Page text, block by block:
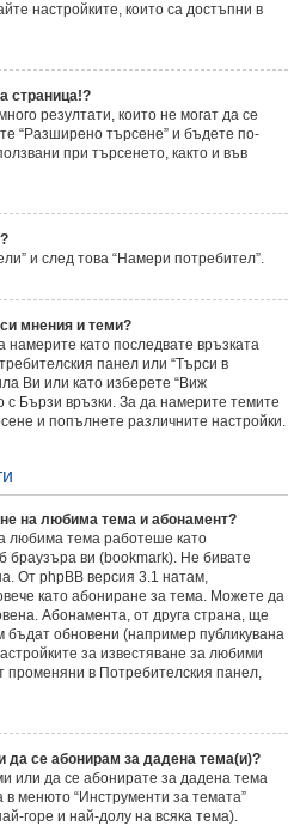
настройките, които са достъпни в
страница!?
резултати, които не могат да се
“Разширено търсене” и бъдете по-
при търсенето, както и във
и след това “Намери потребител”.
мнения и теми?
като последвате връзката
панел или “Търси в
Ви или като изберете “Виж
с Бързи връзки. За да намерите темите
и попълнете различните настройки.
на любима тема и абонамент?
любима тема работеше като
браузъра ви (bookmark). Не бивате
От phpBB версия 3.1 натам,
като абониране за тема. Можете да
Абонамента, от друга страна, ще
бъдат обновени (например публикувана
за известяване за любими
променяни в Потребителския панел,
да се абонирам за дадена тема(и)?
или да се абонирате за дадена тема
в менюто “Инструменти за темата”
горе и най-долу на всяка тема).